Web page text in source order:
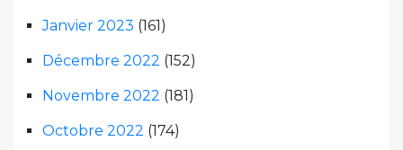
Janvier 2023 (161)
Décembre 2022 (152)
Novembre 2022 (181)
Octobre 2022 (174)